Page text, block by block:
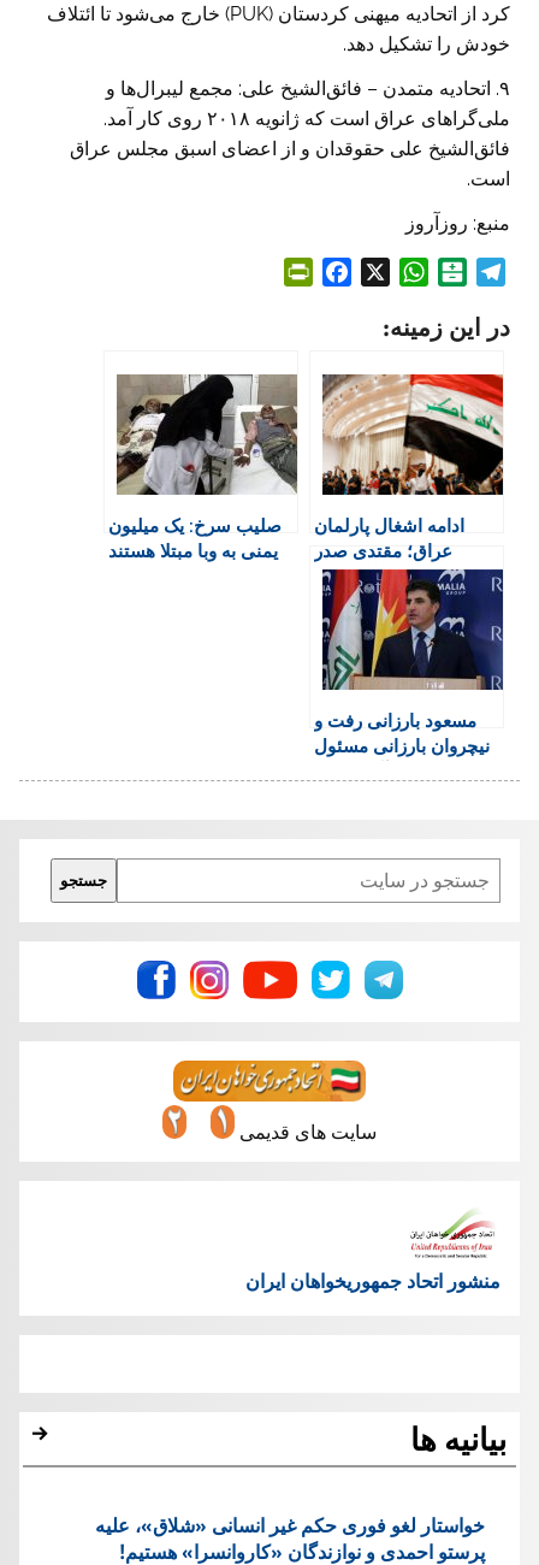
کرد از اتحادیه میهنی کردستان (PUK) خارج می‌شود تا ائتلاف
خودش را تشکیل دهد.
۹. اتحادیه متمدن – فائق‌الشیخ علی: مجمع لیبرال‌ها و
ملی‌گراهای عراق است که ژانویه ۲۰۱۸ روی کار آمد.
فائق‌الشیخ علی حقوقدان و از اعضای اسبق مجلس عراق
است.
منبع: روزآروز
l
g
r
a
m
t
a
r
i
n
W
a
s
A
p
p
t
F
r
i
e
n
d
در این زمینه:
ادامه اشغال پارلمان
عراق؛ مقتدی صدر
خواستار گسترش
اعتراضات شد
صلیب سرخ: یک میلیون
یمنی به وبا مبتلا هستند
مسعود بارزانی رفت و
نیچروان بارزانی مسئول
Search
جستجو
سایت های قدیمی
منشور اتحاد جمهوریخواهان ایران
بیانیه ها
خواستار لغو فوری حکم غیر انسانی «شلاق»، علیه
پرستو احمدی و نوازندگان «کاروانسرا» هستیم!